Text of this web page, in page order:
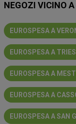
NEGOZI VICINO
EUROSPESA A
EUROSPESA A
EUROSPESA A
EUROSPESA A
EUROSPESA A SAN